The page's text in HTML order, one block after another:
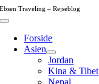
Skip
to
Ebsen Traveling – Rejseblog
Toggle
NavigationForside
Asien
Jordan
Kina & Tibet
Nepal